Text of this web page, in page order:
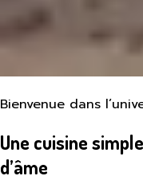
Bienvenue dans
Une cuisine
d’âme